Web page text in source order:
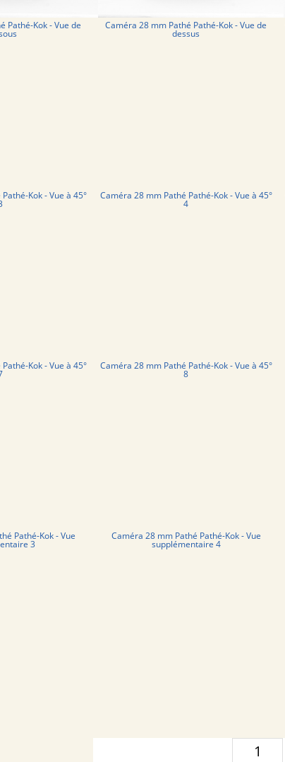
Pathé-Kok - Vue de Caméra 28 mm Pathé Pathé-Kok - Vue de
dessus
Kok - Vue à 45° Caméra 28 mm Pathé Pathé-Kok - Vue à 45°
4
Kok - Vue à 45° Caméra 28 mm Pathé Pathé-Kok - Vue à 45°
8
Pathé-Kok - Vue
3
Caméra 28 mm Pathé Pathé-Kok - Vue
supplémentaire 4